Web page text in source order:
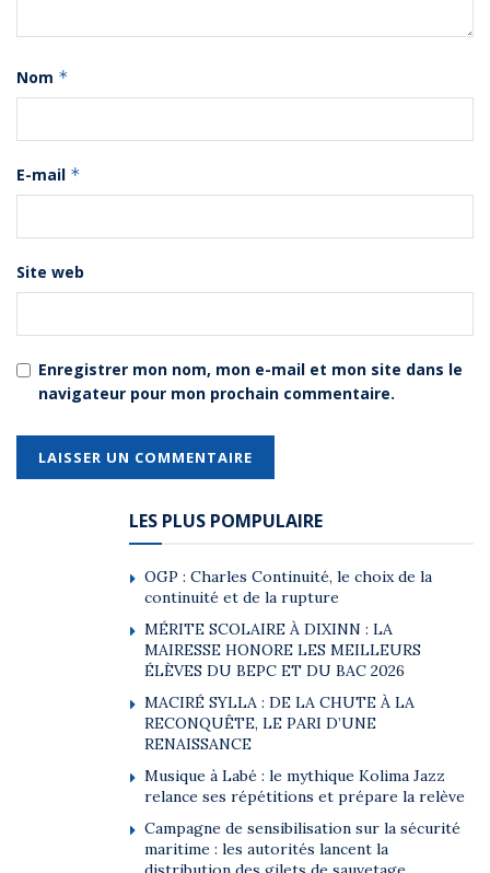
Nom *
E-mail *
Site web
Enregistrer mon nom, mon e-mail et mon site dans le
navigateur pour mon prochain commentaire.
LES PLUS POMPULAIRE
OGP : Charles Continuité, le choix de la
continuité et de la rupture
MÉRITE SCOLAIRE À DIXINN : LA
MAIRESSE HONORE LES MEILLEURS
ÉLÈVES DU BEPC ET DU BAC 2026
MACIRÉ SYLLA : DE LA CHUTE À LA
RECONQUÊTE, LE PARI D’UNE
RENAISSANCE
Musique à Labé : le mythique Kolima Jazz
relance ses répétitions et prépare la relève
Campagne de sensibilisation sur la sécurité
maritime : les autorités lancent la